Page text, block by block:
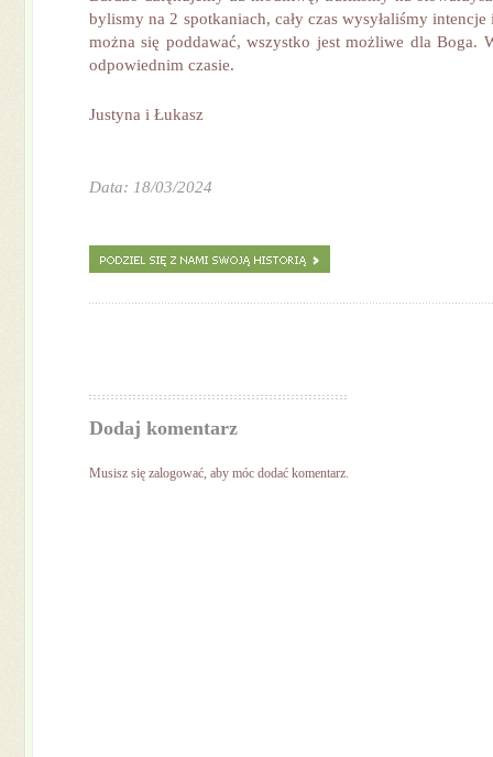
bylismy na 2 spotkaniach, cały czas wysyłaliśmy
można się poddawać, wszystko jest możliwe dla Boga.
odpowiednim czasie.
Justyna i Łukasz
Data: 18/03/2024
Dodaj komentarz
Musisz się zalogować, aby móc dodać komentarz.